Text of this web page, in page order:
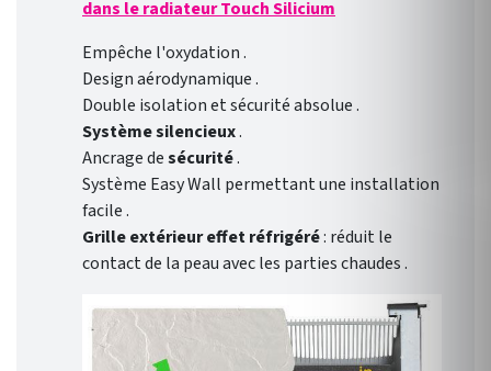
dans le radiateur Touch Silicium
Empêche l'oxydation .
Design aérodynamique .
Double isolation et sécurité absolue .
Système silencieux.
Ancrage desécurité.
Système Easy Wall permettant une installation
facile .
Grille extérieur effet réfrigéré: réduit le
contact de la peau avec les parties chaudes .